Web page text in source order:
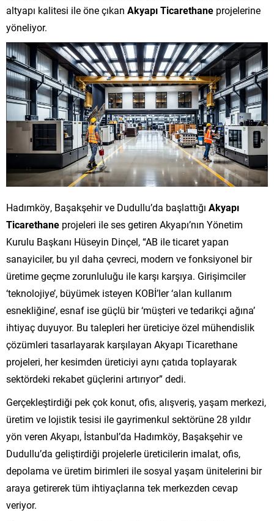
altyapı kalitesi ile öne çıkan Akyapı Ticarethane projelerine
yöneliyor.
Hadımköy, Başakşehir ve Dudullu’da başlattığı Akyapı
Ticarethane projeleri ile ses getiren Akyapı’nın Yönetim
Kurulu Başkanı Hüseyin Dinçel, “AB ile ticaret yapan
sanayiciler, bu yıl daha çevreci, modern ve fonksiyonel bir
üretime geçme zorunluluğu ile karşı karşıya. Girişimciler
‘teknolojiye’, büyümek isteyen KOBİ’ler ‘alan kullanım
esnekliğine’, esnaf ise güçlü bir ‘müşteri ve tedarikçi ağına’
ihtiyaç duyuyor. Bu talepleri her üreticiye özel mühendislik
çözümleri tasarlayarak karşılayan Akyapı Ticarethane
projeleri, her kesimden üreticiyi aynı çatıda toplayarak
sektördeki rekabet güçlerini artırıyor” dedi.
Gerçekleştirdiği pek çok konut, ofis, alışveriş, yaşam merkezi,
üretim ve lojistik tesisi ile gayrimenkul sektörüne 28 yıldır
yön veren Akyapı, İstanbul’da Hadımköy, Başakşehir ve
Dudullu’da geliştirdiği projelerle üreticilerin imalat, ofis,
depolama ve üretim birimleri ile sosyal yaşam ünitelerini bir
araya getirerek tüm ihtiyaçlarına tek merkezden cevap
veriyor.